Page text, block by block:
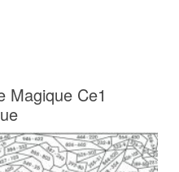
Magique Ce1